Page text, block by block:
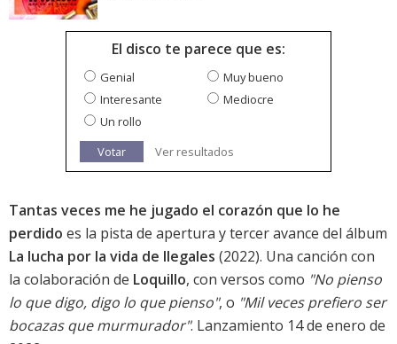
El disco te parece que es:
Genial
Muy bueno
Interesante
Mediocre
Un rollo
Votar
Ver resultados
Tantas veces me he jugado el corazón que lo he
perdido es la pista de apertura y tercer avance del álbum
La lucha por la vida de Ilegales (2022). Una canción con
la colaboración de Loquillo, con versos como "No pienso
lo que digo, digo lo que pienso", o "Mil veces prefiero ser
bocazas que murmurador". Lanzamiento 14 de enero de